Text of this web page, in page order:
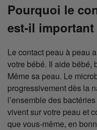
Pourquoi le
est-il important
Le contact peau à peau
votre bébé. Il aide bébé,
Même sa peau. Le
progressivement dès la
l’ensemble des
vivent sur votre peau et
que vous-même, en